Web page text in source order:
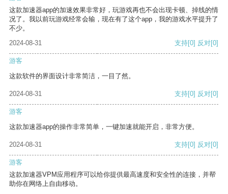
这款加速器app的加速效果非常好，玩游戏再也不会出现卡顿、掉线的情
况了。我以前玩游戏经常会输，现在有了这个app，我的游戏水平提升了
不少。
2024-08-31
支持[0] 反对[0]
游客
这款软件的界面设计非常简洁，一目了然。
2024-08-31 支持[0] 反对[0]
游客
这款加速器app的操作非常简单，一键加速就能开启，非常方便。
2024-08-31 支持[0] 反对[0]
游客
这款加速器VPM应用程序可以给你提供最高速度和安全性的连接，并帮
助你在网络上自由移动。